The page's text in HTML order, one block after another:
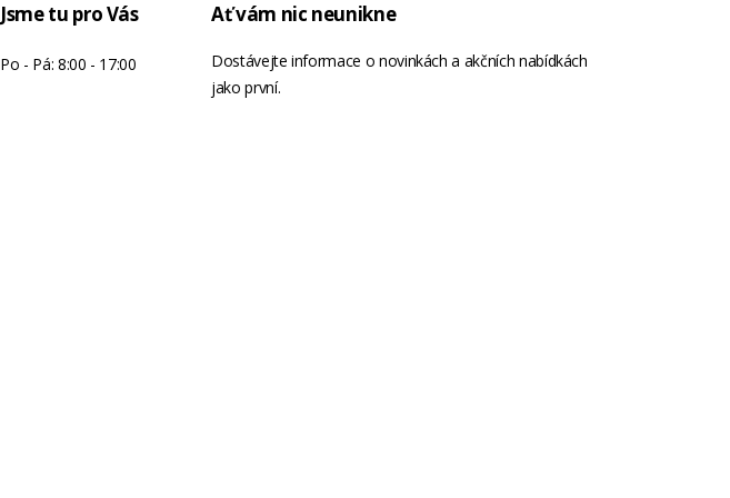
Jsme tu pro Vás
Po - Pá: 8:00 - 17:00
Ať vám nic neunikne
Dostávejte informace o novinkách a akčních nabídkách
jako první.